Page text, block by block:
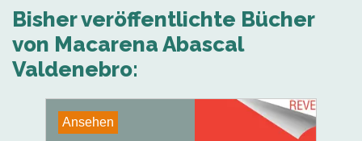
Bisher veröffentlichte Bücher
von Macarena Abascal
Valdenebro:
Ansehen